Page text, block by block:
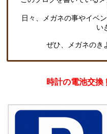
日々、メガネの事やイベ
い
ぜひ、メガネのき
時計の電池交換